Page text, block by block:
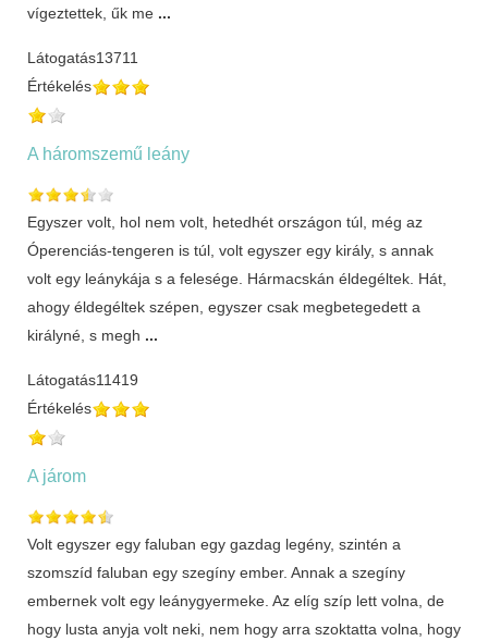
vígeztettek, űk me ...
Látogatás13711
Értékelés
A háromszemű leány
Egyszer volt, hol nem volt, hetedhét országon túl, még az
Óperenciás-tengeren is túl, volt egyszer egy király, s annak
volt egy leánykája s a felesége. Hármacskán éldegéltek. Hát,
ahogy éldegéltek szépen, egyszer csak megbetegedett a
királyné, s megh ...
Látogatás11419
Értékelés
A járom
Volt egyszer egy faluban egy gazdag legény, szintén a
szomszíd faluban egy szegíny ember. Annak a szegíny
embernek volt egy leánygyermeke. Az elíg szíp lett volna, de
hogy lusta anyja volt neki, nem hogy arra szoktatta volna, hogy